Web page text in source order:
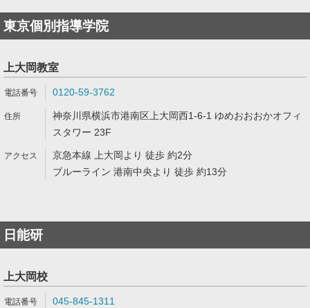
東京個別指導学院
上大岡教室
0120-59-3762
神奈川県横浜市港南区上大岡西1-6-1 ゆめおおおかオフィ
スタワー 23F
京急本線 上大岡より 徒歩 約2分
ブルーライン 港南中央より 徒歩 約13分
日能研
上大岡校
045-845-1311